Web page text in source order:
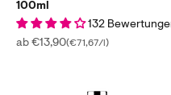
100ml
132
Angebot
ab €13,90(€71,67/l)